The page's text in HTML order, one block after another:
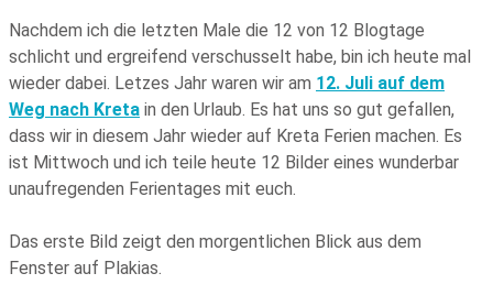
Nachdem ich die letzten Male die 12 von 12 Blogtage
schlicht und ergreifend verschusselt habe, bin ich heute mal
wieder dabei. Letzes Jahr waren wir am 12. Juli auf dem
Weg nach Kreta in den Urlaub. Es hat uns so gut gefallen,
dass wir in diesem Jahr wieder auf Kreta Ferien machen. Es
ist Mittwoch und ich teile heute 12 Bilder eines wunderbar
unaufregenden Ferientages mit euch.
Das erste Bild zeigt den morgentlichen Blick aus dem
Fenster auf Plakias.